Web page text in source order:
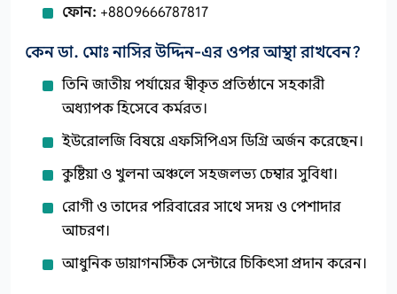
ফোন: +8809666787817
কেন ডা. মোঃ নাসির উদ্দিন-এর ওপর আস্থা রাখবেন?
তিনি জাতীয় পর্যায়ের স্বীকৃত প্রতিষ্ঠানে সহকারী
অধ্যাপক হিসেবে কর্মরত।
ইউরোলজি বিষয়ে এফসিপিএস ডিগ্রি অর্জন করেছেন।
কুষ্টিয়া ও খুলনা অঞ্চলে সহজলভ্য চেম্বার সুবিধা।
রোগী ও তাদের পরিবারের সাথে সদয় ও পেশাদার
আচরণ।
আধুনিক ডায়াগনস্টিক সেন্টারে চিকিৎসা প্রদান করেন।